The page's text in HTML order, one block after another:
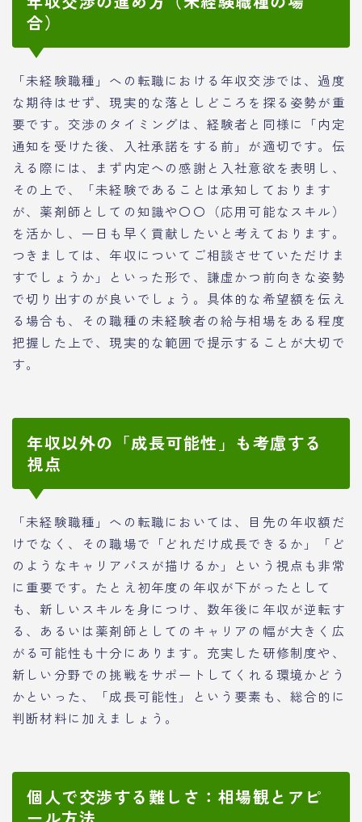
合）
「未経験職種」への転職における年収交渉では、過度
な期待はせず、現実的な落としどころを探る姿勢が重
要です。交渉のタイミングは、経験者と同様に「内定
通知を受けた後、入社承諾をする前」が適切です。伝
える際には、まず内定への感謝と入社意欲を表明し、
その上で、「未経験であることは承知しております
が、薬剤師としての知識や〇〇（応用可能なスキル）
を活かし、一日も早く貢献したいと考えております。
つきましては、年収についてご相談させていただけま
すでしょうか」といった形で、謙虚かつ前向きな姿勢
で切り出すのが良いでしょう。具体的な希望額を伝え
る場合も、その職種の未経験者の給与相場をある程度
把握した上で、現実的な範囲で提示することが大切で
す。
年収以外の「成長可能性」も考慮する
視点
「未経験職種」への転職においては、目先の年収額だ
けでなく、その職場で「どれだけ成長できるか」「ど
のようなキャリアパスが描けるか」という視点も非常
に重要です。たとえ初年度の年収が下がったとして
も、新しいスキルを身につけ、数年後に年収が逆転す
る、あるいは薬剤師としてのキャリアの幅が大きく広
がる可能性も十分にあります。充実した研修制度や、
新しい分野での挑戦をサポートしてくれる環境かどう
かといった、「成長可能性」という要素も、総合的に
判断材料に加えましょう。
個人で交渉する難しさ：相場観とアピ